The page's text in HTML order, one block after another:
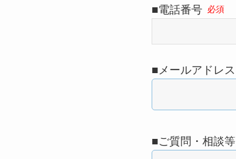
■電話番号 必須
■メールアドレス
■ご質問・相談等